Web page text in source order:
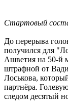
Стартовый
До перерыва
получился для
Ашветия на 50-й
штрафной от
Лоськова,
партнёра.
следом десятый